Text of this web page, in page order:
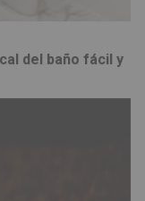
del baño fácil y